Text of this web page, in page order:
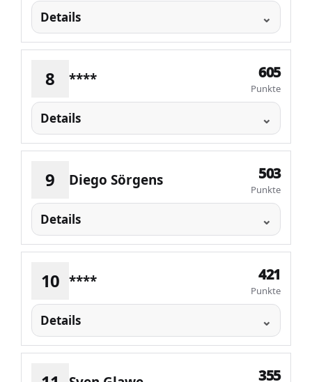
Details
8 **** 605
Punkte
Details
9 Diego Sörgens 503
Punkte
Details
10 **** 421
Punkte
Details
355